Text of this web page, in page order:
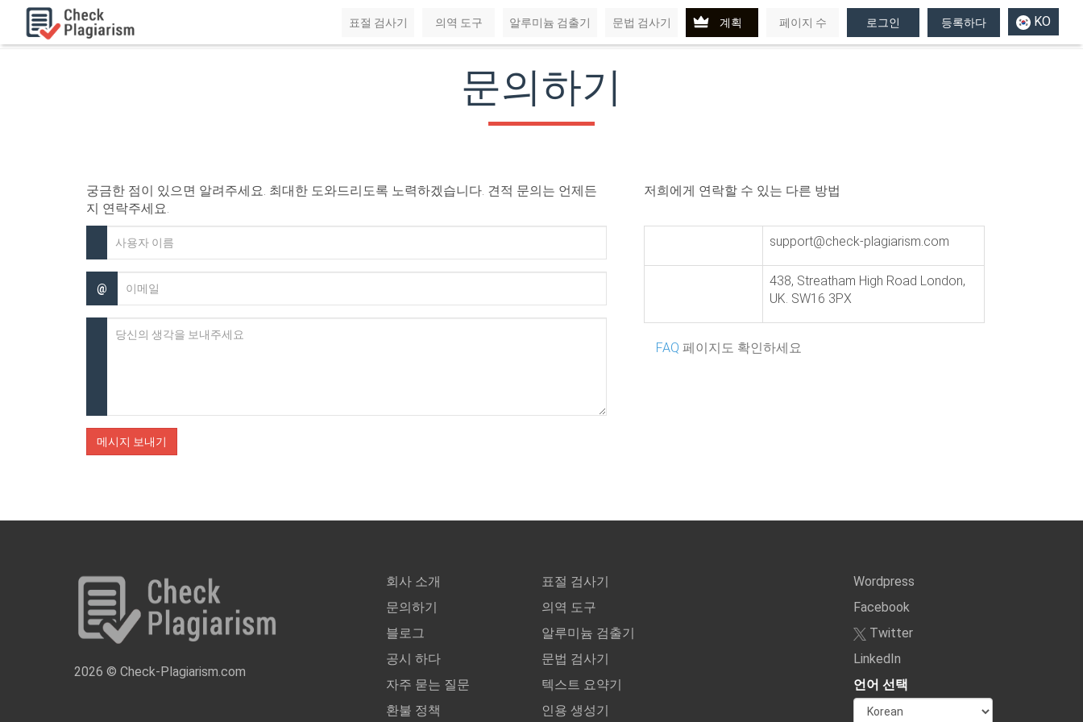
표절 검사기 의역 도구 알루미늄 검출기 문법 검사기 계획 페이지 수 로그인 등록하다 KO
문의하기
궁금한 점이 있으면 알려주세요. 최대한 도와드리도록 노력하겠습니다. 견적 문의는 언제든
지 연락주세요.
@
메시지 보내기
저희에게 연락할 수 있는 다른 방법
support@check-plagiarism.com
438, Streatham High Road London,
UK. SW16 3PX
FAQ 페이지도 확인하세요
2026 © Check-Plagiarism.com
회사 소개
문의하기
블로그
공시 하다
자주 묻는 질문
환불 정책
표절 검사기
의역 도구
알루미늄 검출기
문법 검사기
텍스트 요약기
인용 생성기
Wordpress
Facebook
Twitter
LinkedIn
언어 선택